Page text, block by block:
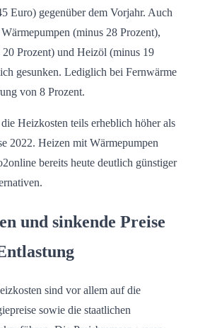
Euro) gegenüber dem Vorjahr. Auch
(minus 28 Prozent),
Prozent) und Heizöl (minus 19
gesunken. Lediglich bei Fernwärme
von 8 Prozent.
Heizkosten teils erheblich höher als
2022. Heizen mit Wärmepumpen
bereits heute deutlich günstiger
und sinkende Preise
sind vor allem auf die
sowie die staatlichen